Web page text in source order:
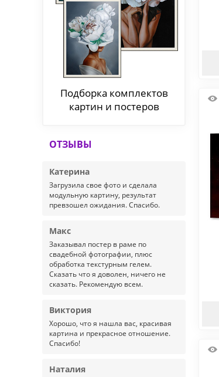
Подборка комплектов
картин и постеров
ОТЗЫВЫ
Катерина
Загрузила свое фото и сделала
модульную картину, результат
превзошел ожидания. Спасибо.
Макс
Заказывал постер в раме по
свадебной фотографии, плюс
обработка текстурным гелем.
Сказать что я доволен, ничего не
сказать. Рекомендую всем.
Виктория
Хорошо, что я нашла вас, красивая
картина и прекрасное отношение.
Спасибо!
Наталия